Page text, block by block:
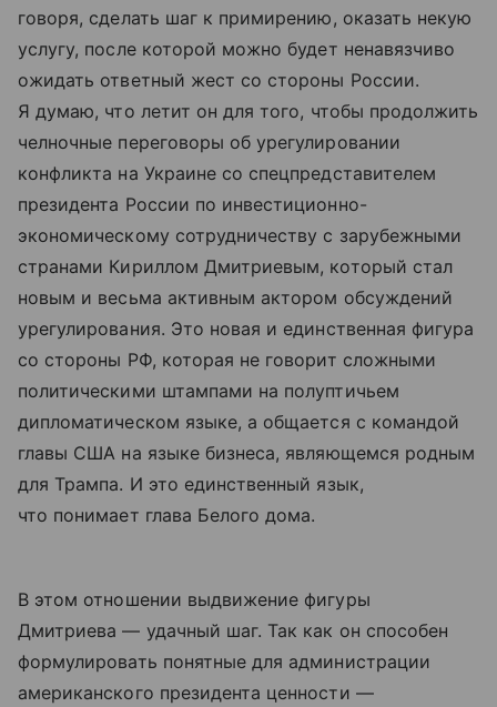
говоря, сделать шаг к примирению, оказать некую
услугу, после которой можно будет ненавязчиво
ожидать ответный жест со стороны России.
Я думаю, что летит он для того, чтобы продолжить
челночные переговоры об урегулировании
конфликта на Украине со спецпредставителем
президента России по инвестиционно-
экономическому сотрудничеству с зарубежными
странами Кириллом Дмитриевым, который стал
новым и весьма активным актором обсуждений
урегулирования. Это новая и единственная фигура
со стороны РФ, которая не говорит сложными
политическими штампами на полуптичьем
дипломатическом языке, а общается с командой
главы США на языке бизнеса, являющемся родным
для Трампа. И это единственный язык,
что понимает глава Белого дома.
В этом отношении выдвижение фигуры
Дмитриева — удачный шаг. Так как он способен
формулировать понятные для администрации
американского президента ценности —